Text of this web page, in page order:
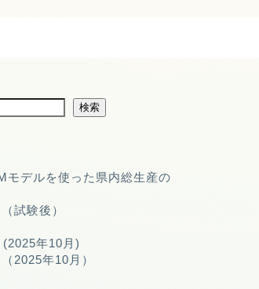
検索
モデルを使った県内総生産の
試験後）
年10月)
2025年10月）